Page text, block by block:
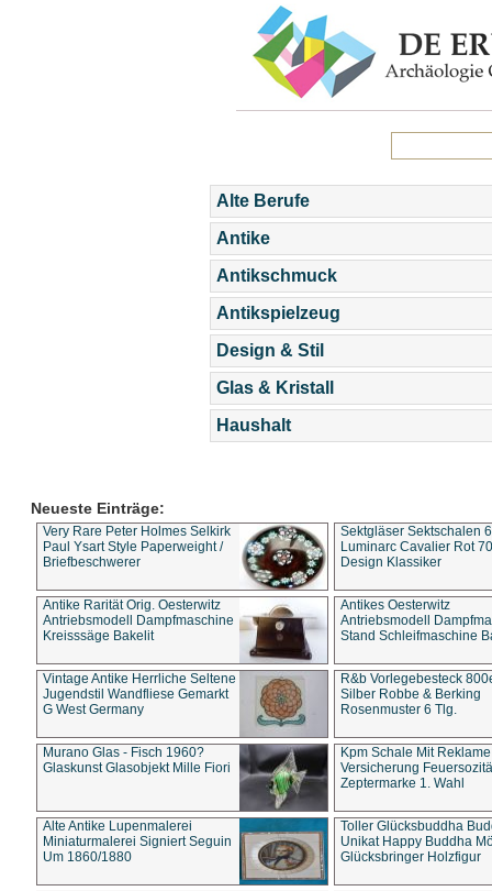
Alte Berufe
Antike
Antikschmuck
Antikspielzeug
Design & Stil
Glas & Kristall
Haushalt
Neueste Einträge:
Very Rare Peter Holmes Selkirk
Paul Ysart Style Paperweight /
Briefbeschwerer
Sektgläser Sektschalen
Luminarc Cavalier Rot
Design Klassiker
Antike Rarität Orig. Oesterwitz
Antriebsmodell Dampfmaschine
Kreisssäge Bakelit
Antikes Oesterwitz
Antriebsmodell
Stand Schleifmaschine
Vintage Antike Herrliche Seltene
Jugendstil Wandfliese Gemarkt
G West Germany
R&b Vorlegebesteck
Silber Robbe & Berking
Rosenmuster 6 Tlg.
Murano Glas - Fisch 1960?
Glaskunst Glasobjekt Mille Fiori
Kpm Schale Mit Reklame
Versicherung
Zeptermarke 1. Wahl
Alte Antike Lupenmalerei
Miniaturmalerei Signiert Seguin
Um 1860/1880
Toller Glücksbuddha
Unikat Happy Buddha
Glücksbringer Holzfigur